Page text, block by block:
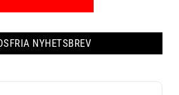
NYHETSBREV